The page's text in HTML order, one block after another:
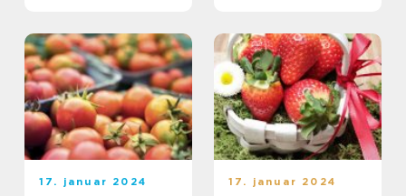
17. januar 2024 17. januar 2024